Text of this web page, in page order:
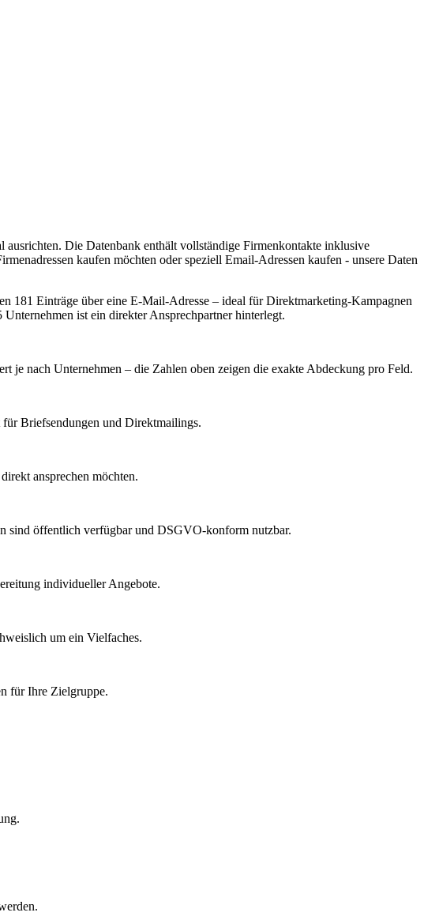
Die Datenbank enthält vollständige Firmenkontakte inklusive
kaufen möchten oder speziell Email-Adressen kaufen - unsere Daten
181 Einträge über eine E-Mail-Adresse – ideal für Direktmarketing-Kampagnen
Unternehmen ist ein direkter Ansprechpartner hinterlegt.
je nach Unternehmen – die Zahlen oben zeigen die exakte Abdeckung pro Feld.
für Briefsendungen und Direktmailings.
ansprechen möchten.
sind öffentlich verfügbar und DSGVO-konform nutzbar.
individueller Angebote.
um ein Vielfaches.
für Ihre Zielgruppe.